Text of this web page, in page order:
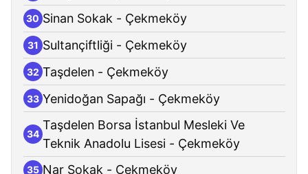
30 Sinan Sokak - Çekmeköy
31 Sultançiftliği - Çekmeköy
32 Taşdelen - Çekmeköy
33 Yenidoğan Sapağı - Çekmeköy
34
Taşdelen Borsa İstanbul Mesleki Ve
Teknik Anadolu Lisesi - Çekmeköy
35 Nar Sokak - Çekmeköy